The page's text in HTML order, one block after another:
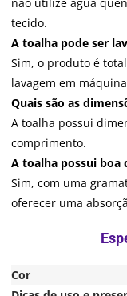
tecido.
A toalha pode ser
Sim, o produto é
lavagem em
Quais são as
A toalha possui
comprimento.
A toalha possui boa
Sim, com uma
oferecer uma
Cor